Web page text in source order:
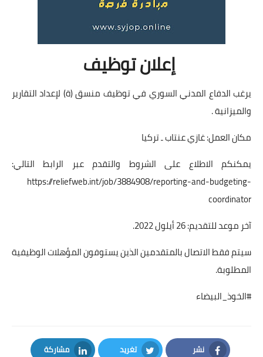
إعلان توظيف
يرغب الدفاع المدني السوري في توظيف منسق (ة) لإعداد التقارير
والميزانية .
مكان العمل: غازي عنتاب ـ تركيا
يمكنكم الاطلاع على الشروط والتقدم عبر الرابط التالي:
https://reliefweb.int/job/3884908/reporting-and-budgeting-
coordinator
آخر موعد للتقديم: 26 أيلول 2022.
سيتم فقط الاتصال بالمتقدمين الذين يستوفون المؤهلات الوظيفية
المطلوبة.
#الخوذ_البيضاء
نشر تغريد مشاركة